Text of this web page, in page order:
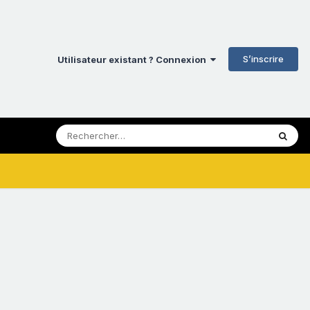
Utilisateur existant ? Connexion S’inscrire